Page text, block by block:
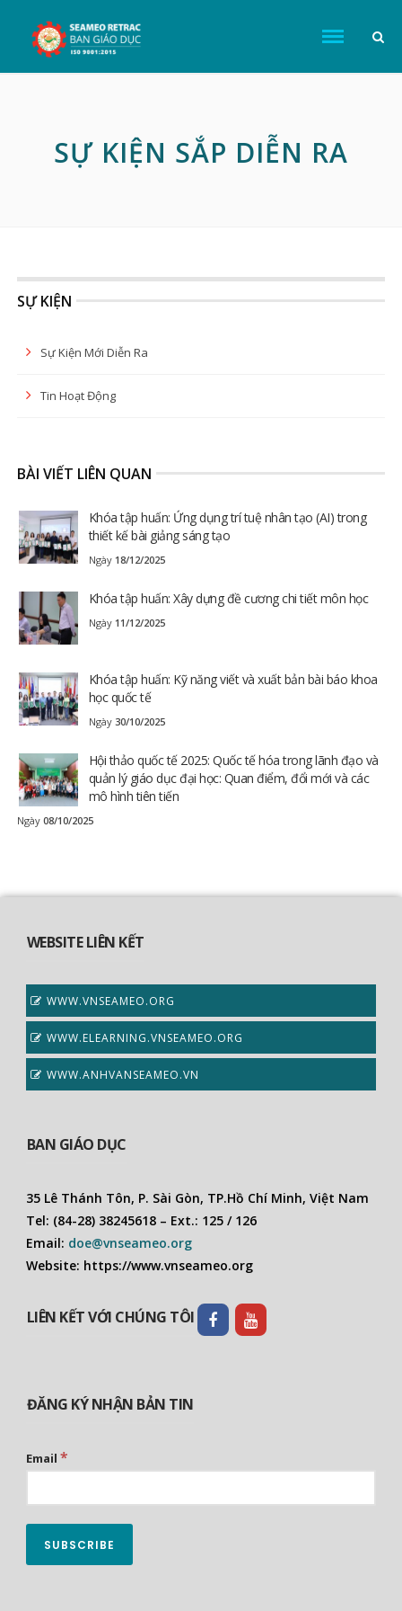
SỰ KIỆN SẮP DIỄN RA
SỰ KIỆN
Sự Kiện Mới Diễn Ra
Tin Hoạt Động
BÀI VIẾT LIÊN QUAN
Khóa tập huấn: Ứng dụng trí tuệ nhân tạo (AI) trong
thiết kế bài giảng sáng tạo
Ngày 18/12/2025
Khóa tập huấn: Xây dựng đề cương chi tiết môn học
Ngày 11/12/2025
Khóa tập huấn: Kỹ năng viết và xuất bản bài báo khoa
học quốc tế
Ngày 30/10/2025
Hội thảo quốc tế 2025: Quốc tế hóa trong lãnh đạo và
quản lý giáo dục đại học: Quan điểm, đổi mới và các
mô hình tiên tiến
Ngày 08/10/2025
WEBSITE LIÊN KẾT
WWW.VNSEAMEO.ORG
WWW.ELEARNING.VNSEAMEO.ORG
WWW.ANHVANSEAMEO.VN
BAN GIÁO DỤC
35 Lê Thánh Tôn, P. Sài Gòn, TP.Hồ Chí Minh, Việt Nam
Tel: (84-28) 38245618 – Ext.: 125 / 126
Email: doe@vnseameo.org
Website: https://www.vnseameo.org
LIÊN KẾT VỚI CHÚNG TÔI
ĐĂNG KÝ NHẬN BẢN TIN
Email *